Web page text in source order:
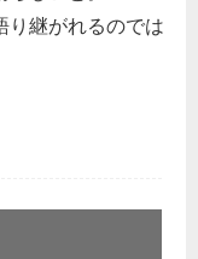
り継がれるのでは